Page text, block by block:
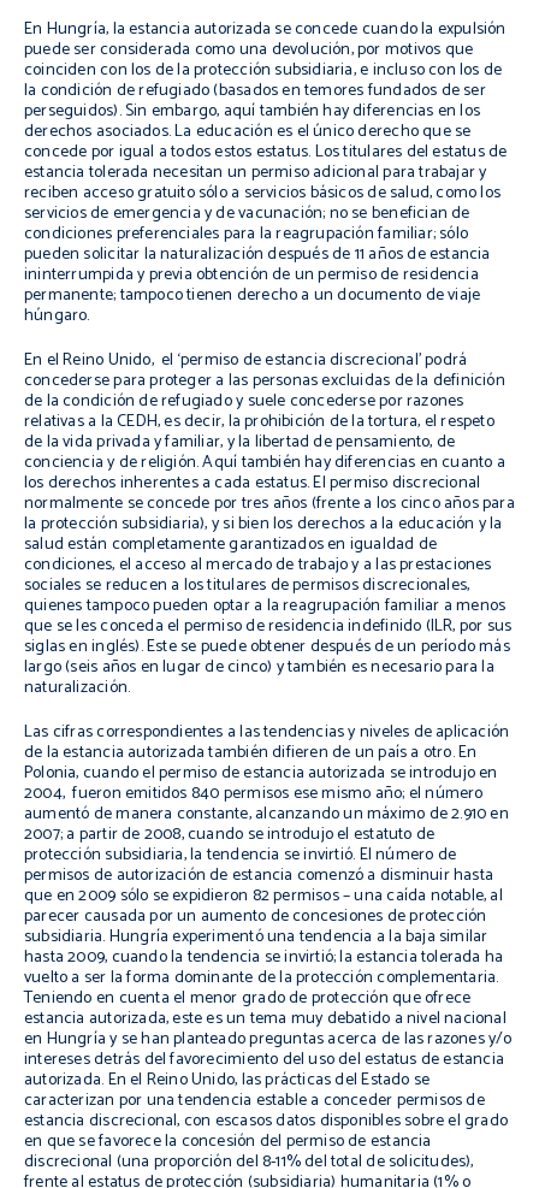
En Hungría, la estancia autorizada se concede cuando la expulsión
puede ser considerada como una devolución, por motivos que
coinciden con los de la protección subsidiaria, e incluso con los de
la condición de refugiado (basados en temores fundados de ser
perseguidos). Sin embargo, aquí también hay diferencias en los
derechos asociados. La educación es el único derecho que se
concede por igual a todos estos estatus. Los titulares del estatus de
estancia tolerada necesitan un permiso adicional para trabajar y
reciben acceso gratuito sólo a servicios básicos de salud, como los
servicios de emergencia y de vacunación; no se benefician de
condiciones preferenciales para la reagrupación familiar; sólo
pueden solicitar la naturalización después de 11 años de estancia
ininterrumpida y previa obtención de un permiso de residencia
permanente; tampoco tienen derecho a un documento de viaje
húngaro.
En el Reino Unido, el ‘permiso de estancia discrecional’ podrá
concederse para proteger a las personas excluidas de la definición
de la condición de refugiado y suele concederse por razones
relativas a la CEDH, es decir, la prohibición de la tortura, el respeto
de la vida privada y familiar, y la libertad de pensamiento, de
conciencia y de religión. Aquí también hay diferencias en cuanto a
los derechos inherentes a cada estatus. El permiso discrecional
normalmente se concede por tres años (frente a los cinco años para
la protección subsidiaria), y si bien los derechos a la educación y la
salud están completamente garantizados en igualdad de
condiciones, el acceso al mercado de trabajo y a las prestaciones
sociales se reducen a los titulares de permisos discrecionales,
quienes tampoco pueden optar a la reagrupación familiar a menos
que se les conceda el permiso de residencia indefinido (ILR, por sus
siglas en inglés). Este se puede obtener después de un período más
largo (seis años en lugar de cinco) y también es necesario para la
naturalización.
Las cifras correspondientes a las tendencias y niveles de aplicación
de la estancia autorizada también difieren de un país a otro. En
Polonia, cuando el permiso de estancia autorizada se introdujo en
2004, fueron emitidos 840 permisos ese mismo año; el número
aumentó de manera constante, alcanzando un máximo de 2.910 en
2007; a partir de 2008, cuando se introdujo el estatuto de
protección subsidiaria, la tendencia se invirtió. El número de
permisos de autorización de estancia comenzó a disminuir hasta
que en 2009 sólo se expidieron 82 permisos – una caída notable, al
parecer causada por un aumento de concesiones de protección
subsidiaria. Hungría experimentó una tendencia a la baja similar
hasta 2009, cuando la tendencia se invirtió; la estancia tolerada ha
vuelto a ser la forma dominante de la protección complementaria.
Teniendo en cuenta el menor grado de protección que ofrece
estancia autorizada, este es un tema muy debatido a nivel nacional
en Hungría y se han planteado preguntas acerca de las razones y/o
intereses detrás del favorecimiento del uso del estatus de estancia
autorizada. En el Reino Unido, las prácticas del Estado se
caracterizan por una tendencia estable a conceder permisos de
estancia discrecional, con escasos datos disponibles sobre el grado
en que se favorece la concesión del permiso de estancia
discrecional (una proporción del 8-11% del total de solicitudes),